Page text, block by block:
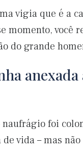
vigia que é a
momento, você
do grande
anexada
foi
vida – mas